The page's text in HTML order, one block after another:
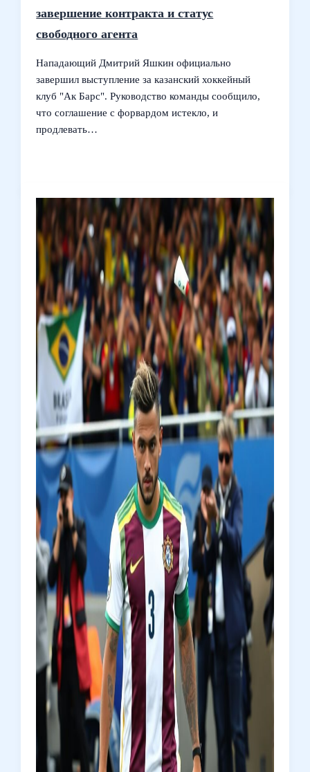
завершение контракта и статус
свободного агента
Нападающий Дмитрий Яшкин официально
завершил выступление за казанский хоккейный
клуб "Ак Барс". Руководство команды сообщило,
что соглашение с форвардом истекло, и
продлевать…